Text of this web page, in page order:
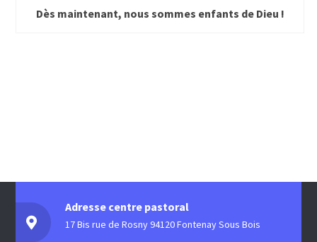
Dès maintenant, nous sommes enfants de Dieu !
Adresse centre pastoral
17 Bis rue de Rosny 94120 Fontenay Sous Bois